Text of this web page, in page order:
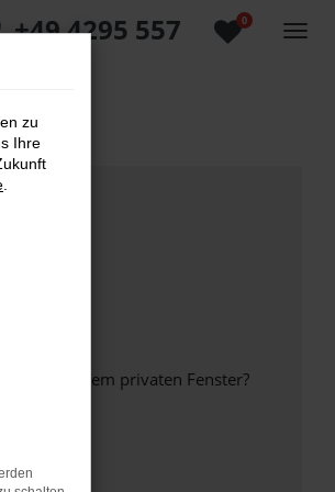
0
+49 4295 557
in einem privaten Fenster?
zu
Ihre